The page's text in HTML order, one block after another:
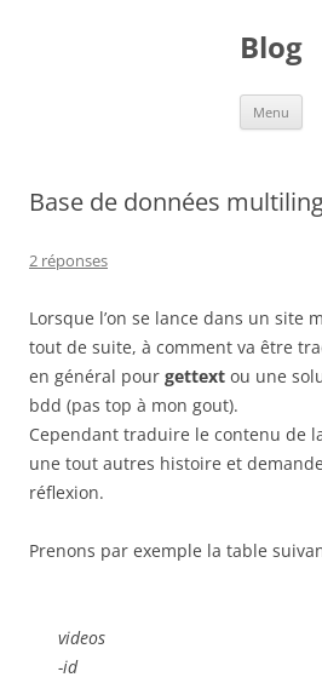
Blog
Menu
Base de données
2 réponses
Lorsque l’on se lance dans un site
tout de suite, à comment va être
en général pour gettext ou une
bdd (pas top à mon gout).
Cependant traduire le contenu de
une tout autres histoire et
réflexion.
Prenons par exemple la table
videos
-id